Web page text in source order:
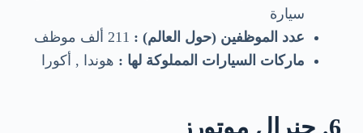
سيارة
عدد الموظفين (حول العالم) :
ماركات السيارات المملوكة لها : هوندا , أكورا
6. جنرال موتورز